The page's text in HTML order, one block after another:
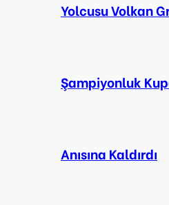
Yolcusu Volkan
Şampiyonluk
Anısına Kaldırdı